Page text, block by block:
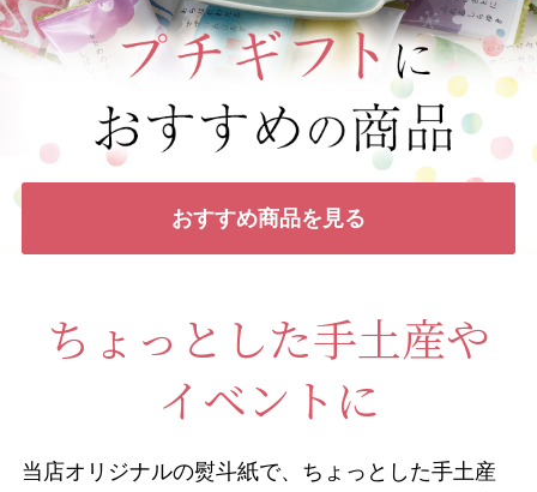
おすすめ商品を見る
ちょっとした手土産や
イベントに
当店オリジナルの熨斗紙で、ちょっとした手土産